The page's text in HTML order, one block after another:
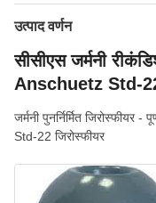
उत्पाद वर्णन
सीसीएस जर्मनी
Anschuetz Std-22
जर्मनी पुनर्निर्मित जिरोस्फीयर
Std-22 जिरोस्फीयर